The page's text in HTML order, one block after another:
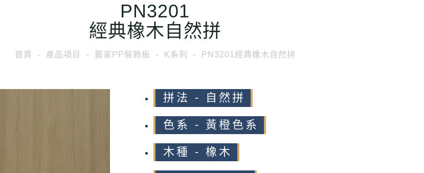
PN3201
經典橡木自然拼
首頁 產品項目 藝家PP裝飾板 K系列 PN3201經典橡木自然拼
拼法 - 自然拼
色系 - 黃橙色系
木種 - 橡木